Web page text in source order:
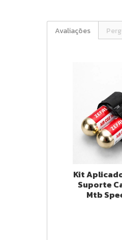
Avaliações
Kit
Suporte
Mtb